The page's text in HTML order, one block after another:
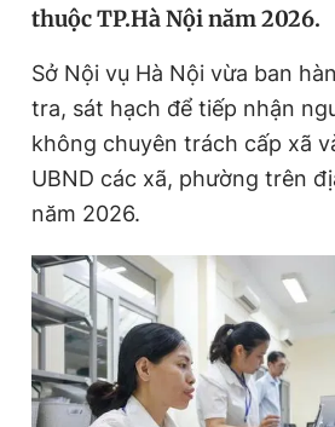
Sản phẩm khác
Tiện ích Bạn
Thông tin tòa soạn Liên
Đọc Thanh Niên trên điện thoại
thuộc TP.Hà Nội năm 2026.
Sở Nội vụ Hà Nội vừa ban
tra, sát hạch để tiếp nhận
không chuyên trách cấp xã
UBND các xã, phường trên
năm 2026.